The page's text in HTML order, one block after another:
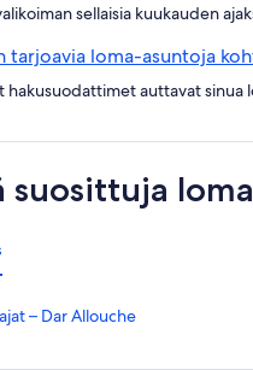
sellaisia kuukauden
tarjoavia loma-asuntoja
hakusuodattimet auttavat sinua
suosittuja
– Dar Allouche